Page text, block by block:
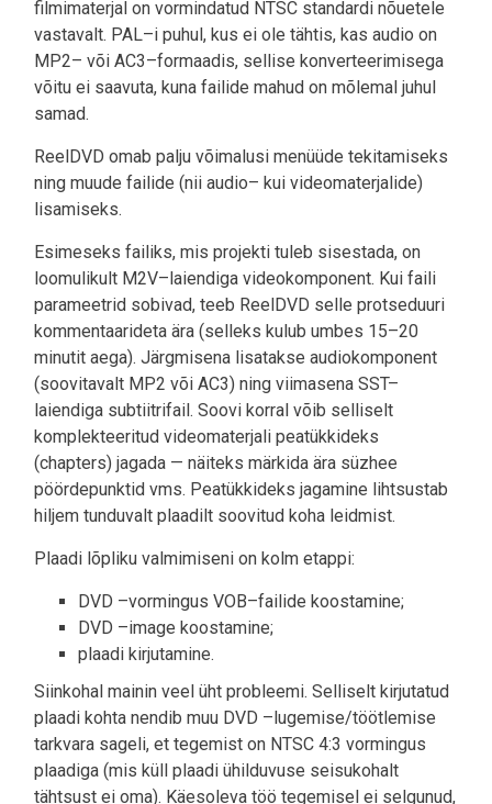
filmimaterjal on vormindatud NTSC standardi nõuetele
vastavalt. PAL–i puhul, kus ei ole tähtis, kas audio on
MP2– või AC3–formaadis, sellise konverteerimisega
võitu ei saavuta, kuna failide mahud on mõlemal juhul
samad.
ReelDVD omab palju võimalusi menüüde tekitamiseks
ning muude failide (nii audio– kui videomaterjalide)
lisamiseks.
Esimeseks failiks, mis projekti tuleb sisestada, on
loomulikult M2V–laiendiga videokomponent. Kui faili
parameetrid sobivad, teeb ReelDVD selle protseduuri
kommentaarideta ära (selleks kulub umbes 15–20
minutit aega). Järgmisena lisatakse audiokomponent
(soovitavalt MP2 või AC3) ning viimasena SST–
laiendiga subtiitrifail. Soovi korral võib selliselt
komplekteeritud videomaterjali peatükkideks
(chapters) jagada — näiteks märkida ära süzhee
pöördepunktid vms. Peatükkideks jagamine lihtsustab
hiljem tunduvalt plaadilt soovitud koha leidmist.
Plaadi lõpliku valmimiseni on kolm etappi:
DVD –vormingus VOB–failide koostamine;
DVD –image koostamine;
plaadi kirjutamine.
Siinkohal mainin veel üht probleemi. Selliselt kirjutatud
plaadi kohta nendib muu DVD –lugemise/töötlemise
tarkvara sageli, et tegemist on NTSC 4:3 vormingus
plaadiga (mis küll plaadi ühilduvuse seisukohalt
tähtsust ei oma). Käesoleva töö tegemisel ei selgunud,